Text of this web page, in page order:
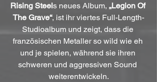
Rising Steels neues Album, „Legion Of
The Grave“, ist ihr viertes Full-Length-
Studioalbum und zeigt, dass die
französischen Metaller so wild wie eh
und je spielen, während sie ihren
schweren und aggressiven Sound
weiterentwickeln.